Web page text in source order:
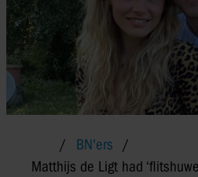
BN'ers
Matthijs de Ligt had